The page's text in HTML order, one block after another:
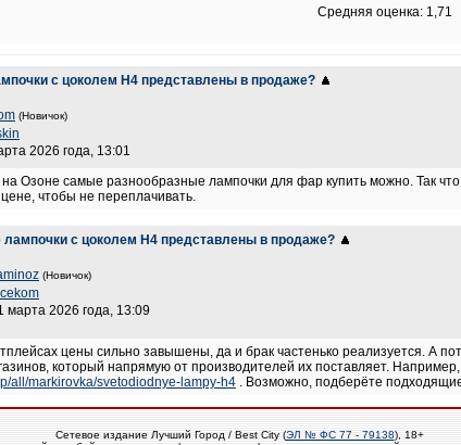
Средняя оценка: 1,71
с цоколем H4 представлены в продаже?
(Новичок)
2026 года, 13:01
на Озоне самые разнообразные лампочки для фар купить можно. Так
чтобы не переплачивать.
лампочки с цоколем H4 представлены в продаже?
(Новичок)
марта 2026 года, 13:09
цены сильно завышены, да и брак частенько реализуется. А
который напрямую от производителей их поставляет. Например,
all/markirovka/svetodiodnye-lampy-h4 . Возможно, подберёте
Сетевое издание Лучший Город / Best City (ЭЛ № ФС 77 - 79138), 18+